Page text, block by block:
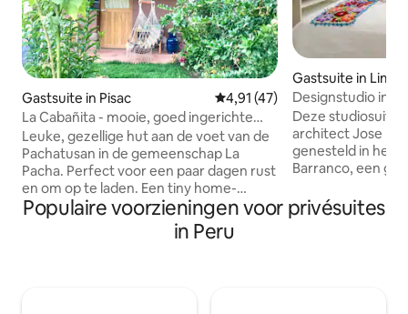
Gastsuite in Pisac Gemiddelde beoordeling van
4,91 (47)
La Cabañita - mooie, goed ingerichte
gezellige hut
Leuke, gezellige hut aan de voet van de
Pachatusan in de gemeenschap La
Pacha. Perfect voor een paar dagen rust
en om op te laden. Een tiny home-
concept, het is klein en comfortabel met
een warme douche, comfortabele
bedden en alles wat je nodig hebt om de
Gastsuite in Lima
Designstudio in
airco
Deze studiosuite
architect Jose
genesteld in het
Barranco, een
een eigen ingang
voorzieningen en
Populaire voorzieningen voor privésuites
in Peru